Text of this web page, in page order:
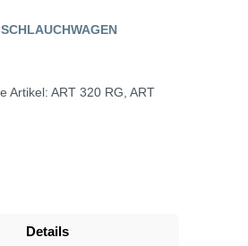
Artikel: ART 320 RG, ART
Details